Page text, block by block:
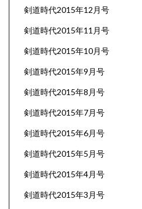
剣道時代2015年12月号
剣道時代2015年11月号
剣道時代2015年10月号
剣道時代2015年9月号
剣道時代2015年8月号
剣道時代2015年7月号
剣道時代2015年6月号
剣道時代2015年5月号
剣道時代2015年4月号
剣道時代2015年3月号